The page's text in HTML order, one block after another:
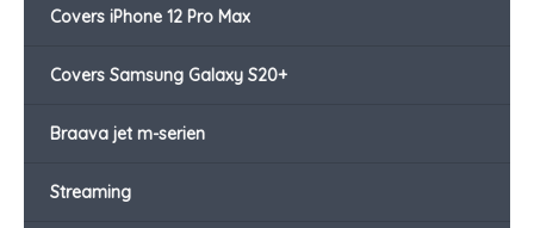
Covers iPhone 12 Pro Max
Covers Samsung Galaxy S20+
Braava jet m-serien
Streaming